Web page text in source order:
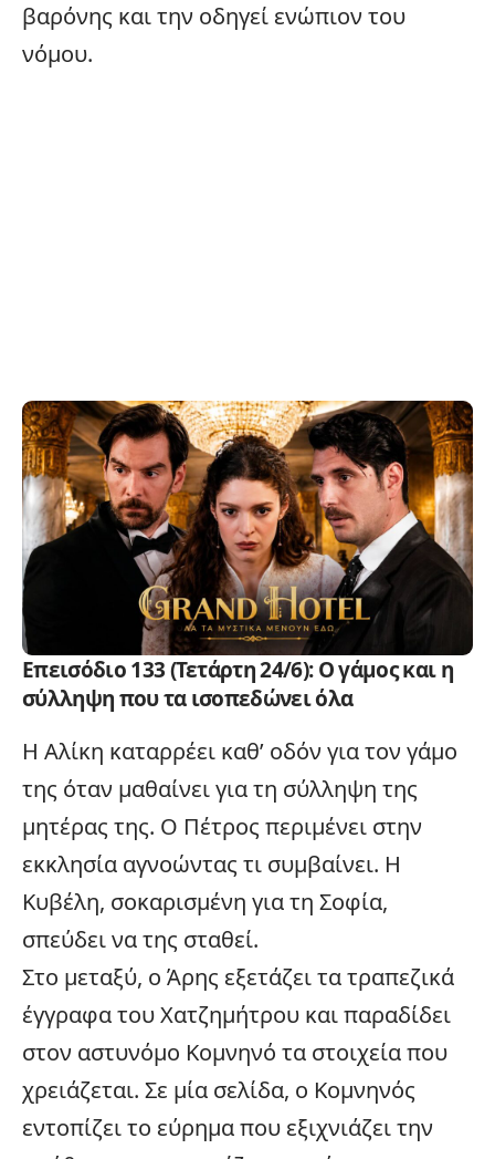
βαρόνης και την οδηγεί ενώπιον του
νόμου.
Επεισόδιο 133 (Τετάρτη 24/6): Ο γάμος και η
σύλληψη που τα ισοπεδώνει όλα
Η Αλίκη καταρρέει καθ’ οδόν για τον γάμο
της όταν μαθαίνει για τη σύλληψη της
μητέρας της. Ο Πέτρος περιμένει στην
εκκλησία αγνοώντας τι συμβαίνει. Η
Κυβέλη, σοκαρισμένη για τη Σοφία,
σπεύδει να της σταθεί.
Στο μεταξύ, ο Άρης εξετάζει τα τραπεζικά
έγγραφα του Χατζημήτρου και παραδίδει
στον αστυνόμο Κομνηνό τα στοιχεία που
χρειάζεται. Σε μία σελίδα, ο Κομνηνός
εντοπίζει το εύρημα που εξιχνιάζει την